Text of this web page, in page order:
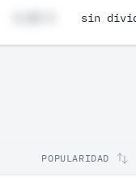
sin
POPULARIDAD